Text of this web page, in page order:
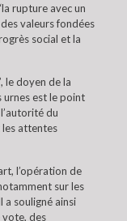
rupture avec un
valeurs fondées
social et la
le doyen de la
urnes est le point
du
attentes
l’opération de
sur les
a souligné ainsi
vote, des